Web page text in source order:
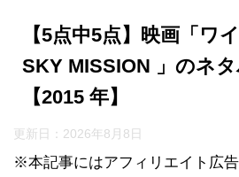
【5点中5点】映画「ワ
SKY MISSION 」のネタ
【2015 年】
更新日： 2026年8月8日
※本記事にはアフィリエイト広